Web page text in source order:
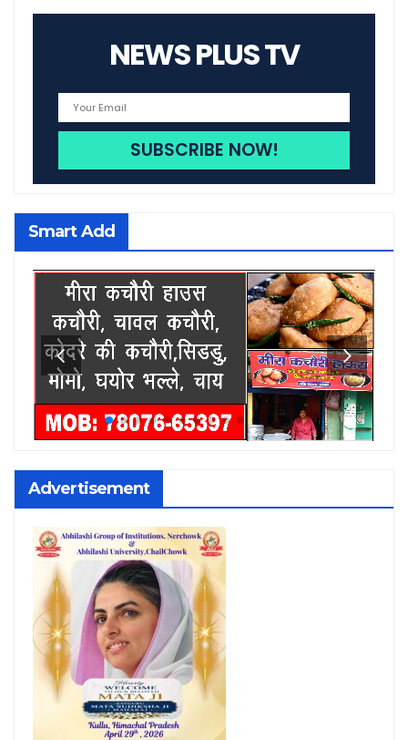
NEWS PLUS TV
Smart Add
Advertisement